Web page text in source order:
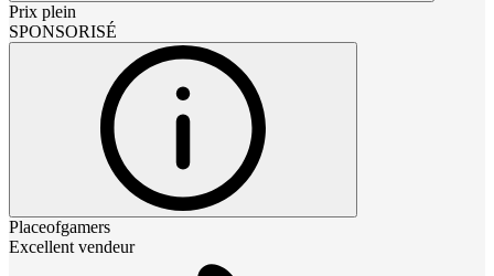
Prix plein
SPONSORISÉ
Placeofgamers
Excellent vendeur